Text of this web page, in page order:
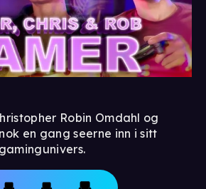
Robin Omdahl og
en gang seerne inn i sitt